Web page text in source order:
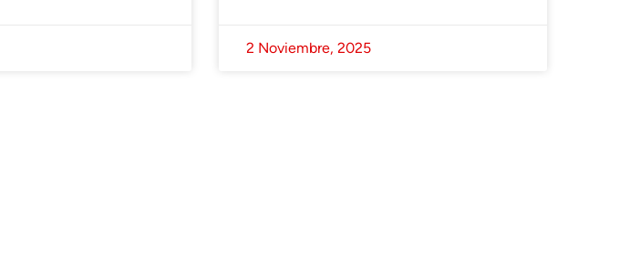
2 Noviembre, 2025